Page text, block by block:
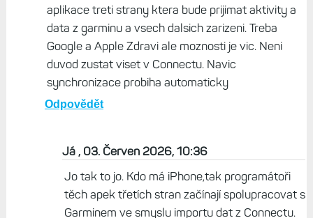
aplikace treti strany ktera bude prijimat aktivity a
data z garminu a vsech dalsich zarizeni. Treba
Google a Apple Zdravi ale moznosti je vic. Neni
duvod zustat viset v Connectu. Navic
synchronizace probiha automaticky
Odpovědět
Já , 03. Červen 2026, 10:36
Jo tak to jo. Kdo má iPhone,tak programátoři
těch apek třetích stran začínají spolupracovat s
Garminem ve smyslu importu dat z Connectu.